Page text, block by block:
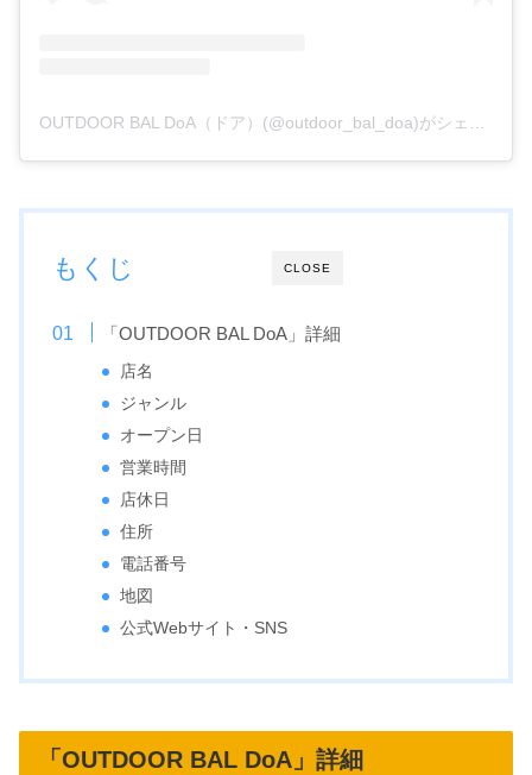
CLOSE
もくじ
「OUTDOOR BAL DoA」詳細
店名
ジャンル
オープン日
営業時間
店休日
住所
電話番号
地図
公式Webサイト・SNS
「OUTDOOR BAL DoA」詳細